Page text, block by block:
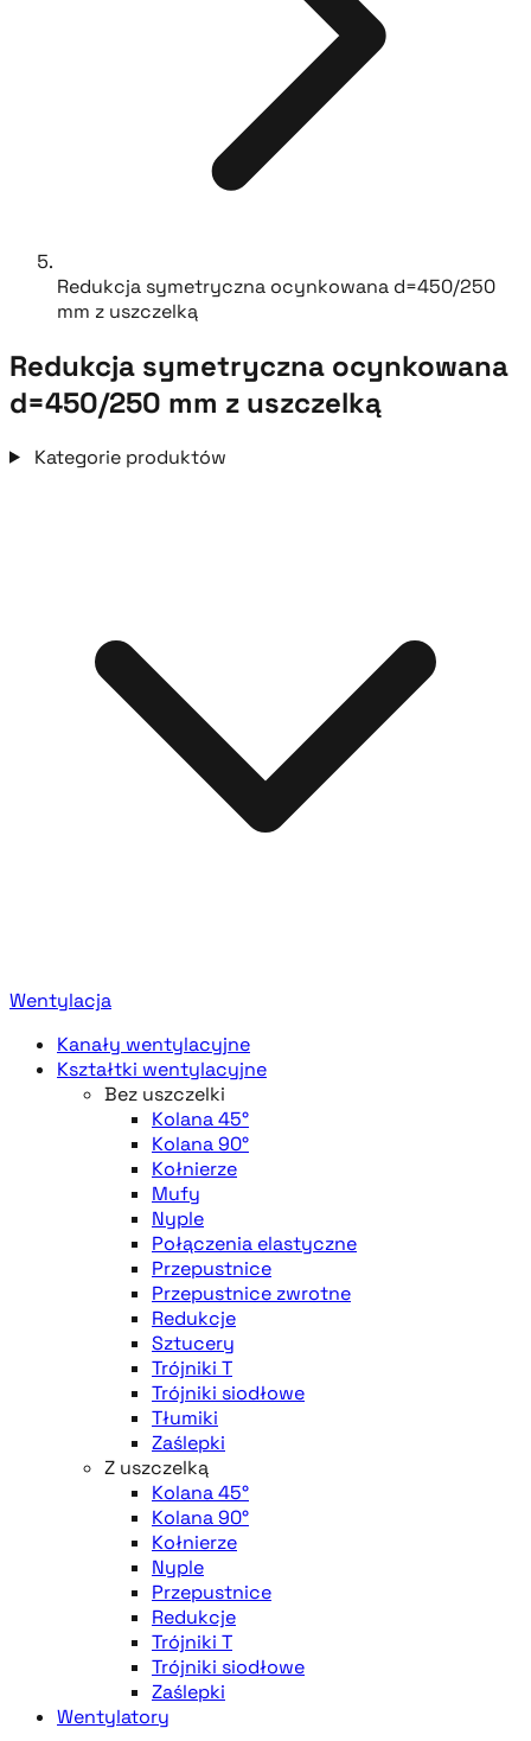
Redukcja symetryczna ocynkowana d=450/250
mm z uszczelką
Redukcja symetryczna ocynkowana
d=450/250 mm z uszczelką
Kategorie produktów
Wentylacja
Kanały wentylacyjne
Kształtki wentylacyjne
Bez uszczelki
Kolana 45°
Kolana 90°
Kołnierze
Mufy
Nyple
Połączenia elastyczne
Przepustnice
Przepustnice zwrotne
Redukcje
Sztucery
Trójniki T
Trójniki siodłowe
Tłumiki
Zaślepki
Z uszczelką
Kolana 45°
Kolana 90°
Kołnierze
Nyple
Przepustnice
Redukcje
Trójniki T
Trójniki siodłowe
Zaślepki
Wentylatory